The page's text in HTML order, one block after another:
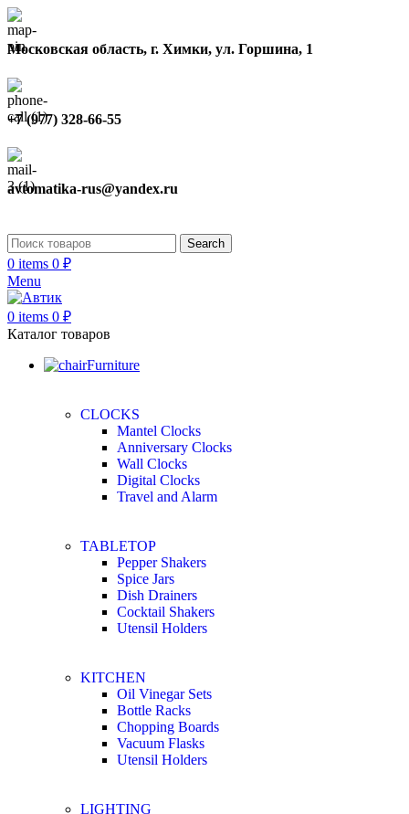
Московская область, г. Химки, ул. Горшина, 1
+7 (977) 328-66-55
avtomatika-rus@yandex.ru
Search
0 items 0 ₽
Menu
0 items 0 ₽
Каталог товаров
Furniture
CLOCKS
Mantel Clocks
Anniversary Clocks
Wall Clocks
Digital Clocks
Travel and Alarm
TABLETOP
Pepper Shakers
Spice Jars
Dish Drainers
Сocktail Shakers
Utensil Holders
KITCHEN
Oil Vinegar Sets
Bottle Racks
Chopping Boards
Vacuum Flasks
Utensil Holders
LIGHTING